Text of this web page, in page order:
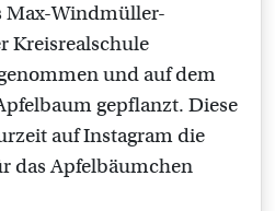
Max-Windmüller-
Kreisrealschule
und auf dem
gepflanzt. Diese
auf Instagram die
das Apfelbäumchen